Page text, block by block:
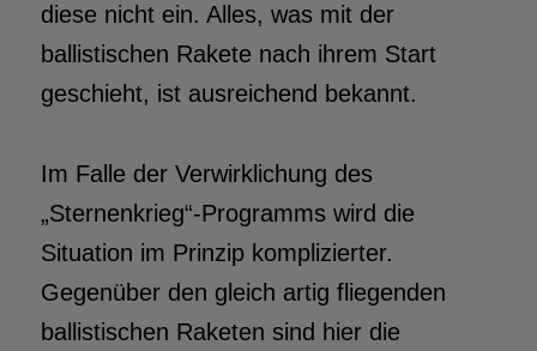
diese nicht ein. Alles, was mit der
ballistischen Rakete nach ihrem Start
geschieht, ist ausreichend bekannt.
Im Falle der Verwirklichung des
„Sternenkrieg“-Programms wird die
Situation im Prinzip komplizierter.
Gegenüber den gleich artig fliegenden
ballistischen Raketen sind hier die